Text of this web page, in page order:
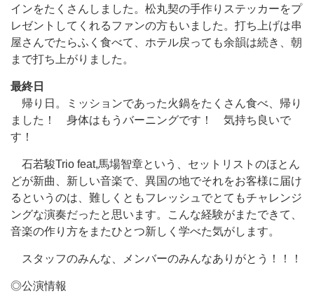
インをたくさんしました。松丸契の手作りステッカーをプ
レゼントしてくれるファンの方もいました。打ち上げは串
屋さんでたらふく食べて、ホテル戻っても余韻は続き、朝
まで打ち上がりました。
最終日
帰り日。ミッションであった火鍋をたくさん食べ、帰り
ました！ 身体はもうバーニングです！ 気持ち良いで
す！
石若駿Trio feat,馬場智章という、セットリストのほとん
どが新曲、新しい音楽で、異国の地でそれをお客様に届け
るというのは、難しくともフレッシュでとてもチャレンジ
ングな演奏だったと思います。こんな経験がまたできて、
音楽の作り方をまたひとつ新しく学べた気がします。
スタッフのみんな、メンバーのみんなありがとう！！！
◎公演情報